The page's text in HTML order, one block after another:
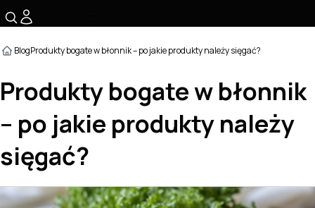
BlogProdukty bogate w błonnik – po jakie produkty należy sięgać?
Produkty bogate w błonnik
– po jakie produkty należy
sięgać?